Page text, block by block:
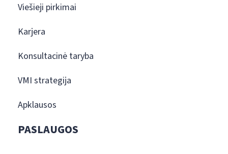
Viešieji pirkimai
Karjera
Konsultacinė taryba
VMI strategija
Apklausos
PASLAUGOS